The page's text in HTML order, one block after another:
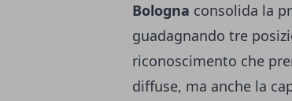
Bologna consolida la
guadagnando tre
riconoscimento che
diffuse, ma anche la